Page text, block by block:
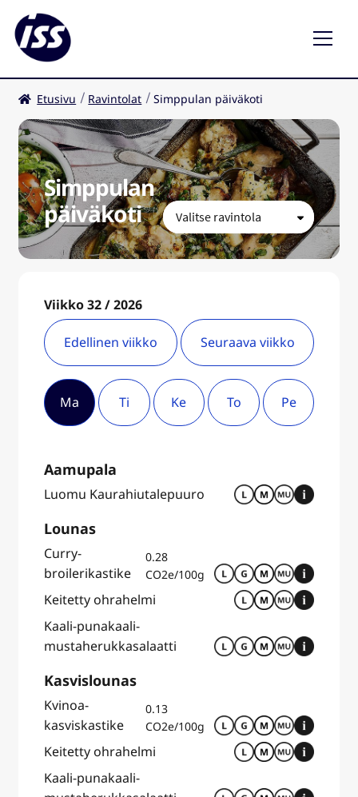
Ravintolat
Kahvilat
FI
Etusivu Ravintolat Simppulan päiväkoti
Simppulan
päiväkoti
Viikko 32 / 2026
Edellinen viikko
Ma Ti Ke To Pe
Seuraava viikko
Aamupala
Luomu Kaurahiutalepuuro
Lounas
Curry-
broilerikastike
0.28
CO2e/100g
Keitetty ohrahelmi
Kaali-punakaali-
mustaherukkasalaatti
Kasvislounas
Kvinoa-
kasviskastike
0.13
CO2e/100g
Keitetty ohrahelmi
Kaali-punakaali-